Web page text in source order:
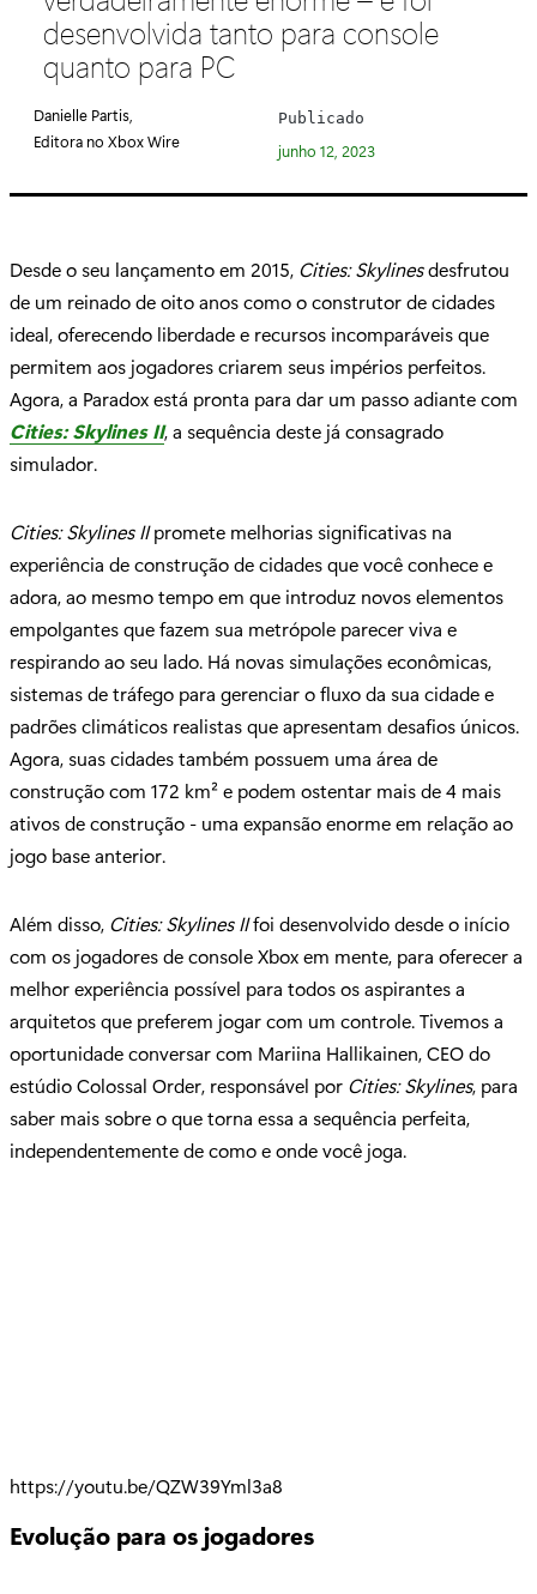
g
o
i
:
desenvolvida tanto para console
quanto para PC
Danielle Partis,
Editora no Xbox Wire
Publicado
junho 12, 2023
Desde o seu lançamento em 2015, Cities: Skylinesdesfrutou
de um reinado de oito anos como o construtor de cidades
ideal, oferecendo liberdade e recursos incomparáveis que
permitem aos jogadores criarem seus impérios perfeitos.
Agora, a Paradox está pronta para dar um passo adiante com
Cities: Skylines II, a sequência deste já consagrado
simulador.
Cities: Skylines IIpromete melhorias significativas na
experiência de construção de cidades que você conhece e
adora, ao mesmo tempo em que introduz novos elementos
empolgantes que fazem sua metrópole parecer viva e
respirando ao seu lado. Há novas simulações econômicas,
sistemas de tráfego para gerenciar o fluxo da sua cidade e
padrões climáticos realistas que apresentam desafios únicos.
Agora, suas cidades também possuem uma área de
construção com 172 km² e podem ostentar mais de 4 mais
ativos de construção - uma expansão enorme em relação ao
jogo base anterior.
Além disso, Cities: Skylines IIfoi desenvolvido desde o início
com os jogadores de console Xbox em mente, para oferecer a
melhor experiência possível para todos os aspirantes a
arquitetos que preferem jogar com um controle. Tivemos a
oportunidade conversar com Mariina Hallikainen, CEO do
estúdio Colossal Order, responsável por Cities: Skylines, para
saber mais sobre o que torna essa a sequência perfeita,
independentemente de como e onde você joga.
https://youtu.be/QZW39Yml3a8
Evolução para os jogadores